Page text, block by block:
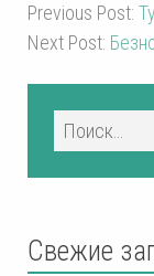
Previous Post:
Next Post:
Свежие